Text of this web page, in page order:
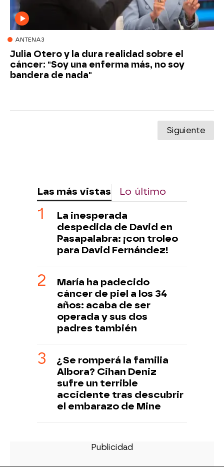
ANTENA3
Julia Otero y la dura realidad sobre el
cáncer: "Soy una enferma más, no soy
bandera de nada"
Siguiente
Las más vistas Lo último
La inesperada
despedida de David en
Pasapalabra: ¡con troleo
para David Fernández!
María ha padecido
cáncer de piel a los 34
años: acaba de ser
operada y sus dos
padres también
¿Se romperá la familia
Albora? Cihan Deniz
sufre un terrible
accidente tras descubrir
el embarazo de Mine